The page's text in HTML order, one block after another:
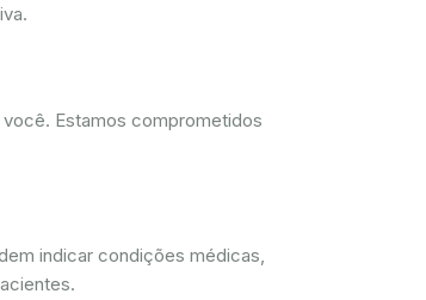
Estamos comprometidos
indicar condições médicas,